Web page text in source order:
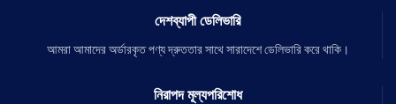
দেশব্যাপী ডেলিভারি
আমরা আমাদের অর্ডারকৃত পণ্য দ্রুততার সাথে সারাদেশে ডেলিভারি করে থাকি।
নিরাপদ মূল্যপরিশোধ